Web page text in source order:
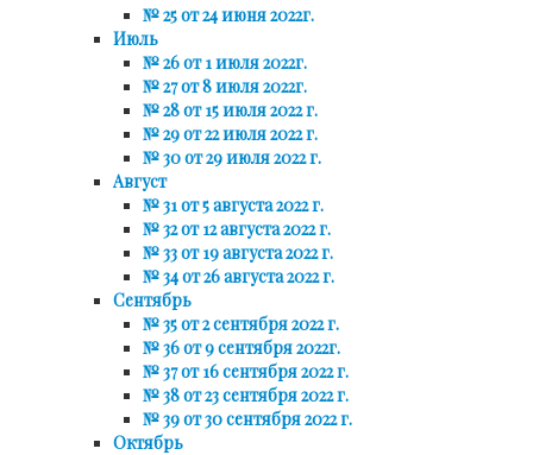
№ 25 от 24 июня 2022г.
Июль
№ 26 от 1 июля 2022г.
№ 27 от 8 июля 2022г.
№ 28 от 15 июля 2022 г.
№ 29 от 22 июля 2022 г.
№ 30 от 29 июля 2022 г.
Август
№ 31 от 5 августа 2022 г.
№ 32 от 12 августа 2022 г.
№ 33 от 19 августа 2022 г.
№ 34 от 26 августа 2022 г.
Сентябрь
№ 35 от 2 сентября 2022 г.
№ 36 от 9 сентября 2022г.
№ 37 от 16 сентября 2022 г.
№ 38 от 23 сентября 2022 г.
№ 39 от 30 сентября 2022 г.
Октябрь